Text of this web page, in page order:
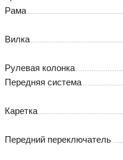
Рама
Вилка
Рулевая колонка
Передняя система
Каретка
Передний переключатель